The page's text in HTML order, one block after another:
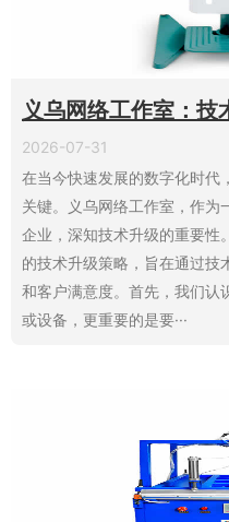
义乌网络工作室：技
2026-07-31
在当今快速发展的数字化时代
关键。义乌网络工作室，作为
企业，深知技术升级的重要性
的技术升级策略，旨在通过技
和客户满意度。首先，我们认
或设备，更重要的是要···